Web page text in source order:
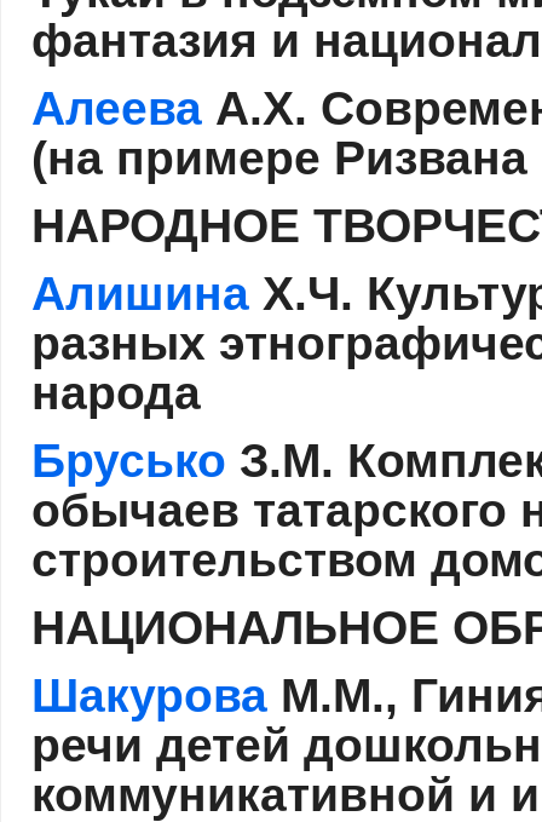
фантазия и
Алеева А.Х.
(на примере
НАРОДНОЕ
Алишина Х.Ч.
разных
народа
Брусько З.М.
обычаев татарского
строительством
НАЦИОНАЛЬНОЕ
Шакурова М.М.,
речи детей
коммуникативной и